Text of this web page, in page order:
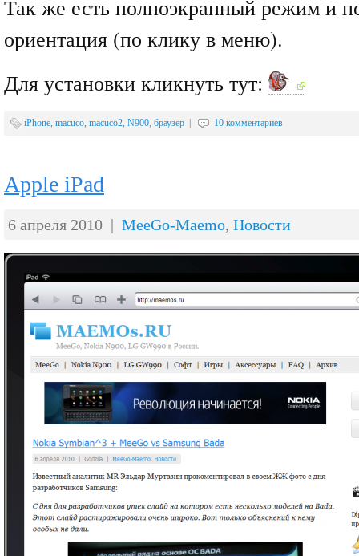
Так же есть полноэкранный режим и
ориентация (по клику в меню).
Для установки кликнуть тут:
iPhone, macuco, macuco2, N900, браузер 10 комментариев
Apple iPad
6 апреля 2010 | MeeGo-Maemo, Новости